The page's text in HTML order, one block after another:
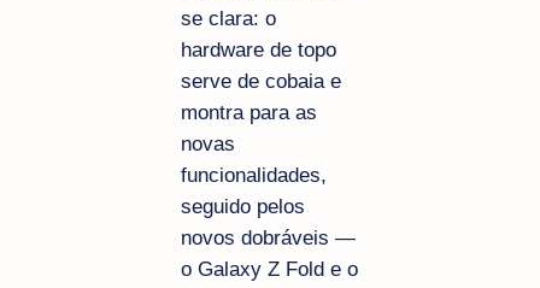
se clara: o
hardware de topo
serve de cobaia e
montra para as
novas
funcionalidades,
seguido pelos
novos dobráveis —
o Galaxy Z Fold e o